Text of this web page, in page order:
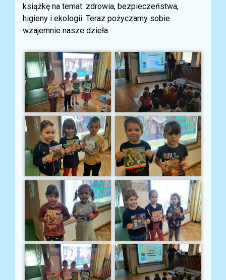
książkę na temat: zdrowia, bezpieczeństwa,
higieny i ekologii. Teraz pożyczamy sobie
wzajemnie nasze dzieła.